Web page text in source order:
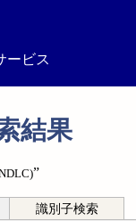
ービス
結果
”
識別子検索